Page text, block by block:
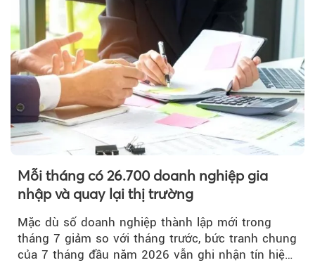
Mỗi tháng có 26.700 doanh nghiệp gia
nhập và quay lại thị trường
Mặc dù số doanh nghiệp thành lập mới trong
tháng 7 giảm so với tháng trước, bức tranh chung
của 7 tháng đầu năm 2026 vẫn ghi nhận tín hiệu